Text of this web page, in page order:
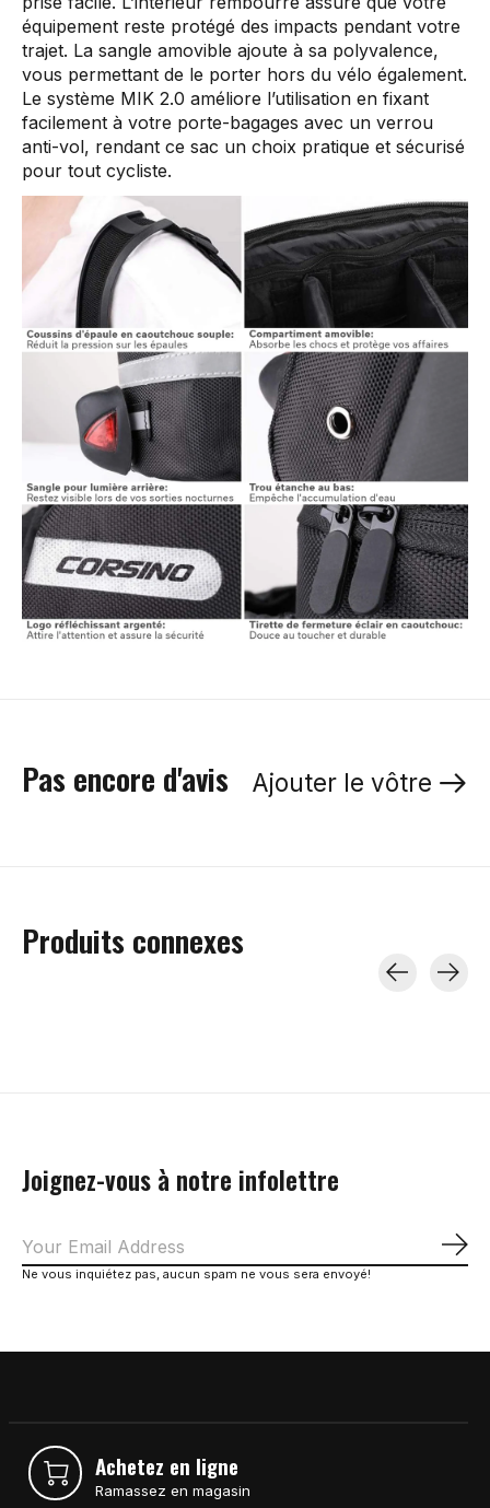
équipement reste protégé des impacts pendant votre
trajet. La sangle amovible ajoute à sa polyvalence,
vous permettant de le porter hors du vélo également.
Le système MIK 2.0 améliore l’utilisation en fixant
facilement à votre porte-bagages avec un verrou
anti-vol, rendant ce sac un choix pratique et sécurisé
pour tout cycliste.
Pas encore d'avis Ajouter le vôtre
Produits connexes
Joignez-vous à notre infolettre
Ne vous inquiétez pas, aucun spam ne vous sera envoyé!
Achetez en ligne
Ramassez en magasin